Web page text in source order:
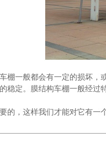
一般都会有一定的损坏，
稳定。膜结构车棚一般经过
的，这样我们才能对它有一